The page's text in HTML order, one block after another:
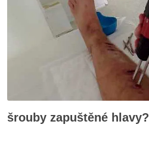
šrouby zapuštěné hlavy?